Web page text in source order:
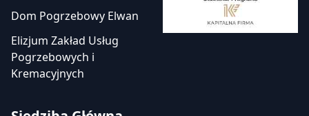
Dom Pogrzebowy Elwan
Elizjum Zakład Usług
Pogrzebowych i
Kremacyjnych